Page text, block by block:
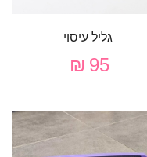
גליל עיסוי
95 ₪